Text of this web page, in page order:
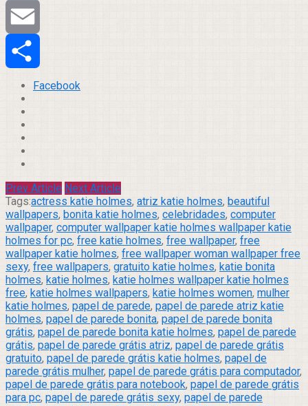
Tumblr
Email
Compartilhar
Facebook
Prev Article Next Article
Tags:actress katie holmes, atriz katie holmes, beautiful
wallpapers, bonita katie holmes, celebridades, computer
wallpaper, computer wallpaper katie holmes wallpaper katie
holmes for pc, free katie holmes, free wallpaper, free
wallpaper katie holmes, free wallpaper woman wallpaper free
sexy, free wallpapers, gratuito katie holmes, katie bonita
holmes, katie holmes, katie holmes wallpaper katie holmes
free, katie holmes wallpapers, katie holmes women, mulher
katie holmes, papel de parede, papel de parede atriz katie
holmes, papel de parede bonita, papel de parede bonita
grátis, papel de parede bonita katie holmes, papel de parede
grátis, papel de parede grátis atriz, papel de parede grátis
gratuito, papel de parede grátis katie holmes, papel de
parede grátis mulher, papel de parede grátis para computador,
papel de parede grátis para notebook, papel de parede grátis
para pc, papel de parede grátis sexy, papel de parede